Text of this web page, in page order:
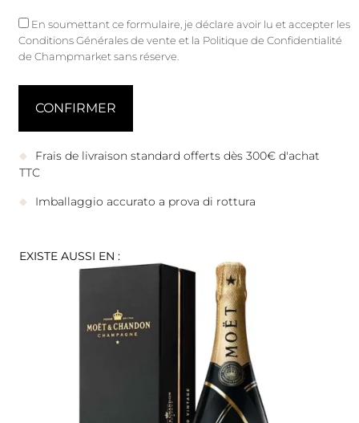
En soumettant ce formulaire, je déclare avoir lu et accepter les
Conditions Générales de vente et la Politique de Confidentialité
de Champmarket sans réserve.
Frais de livraison standard offerts dès 300€ d'achat
TTC
Imballaggio accurato a prova di rottura
EXISTE AUSSI EN :